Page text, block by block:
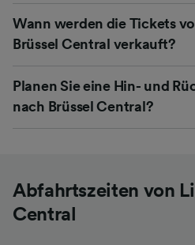
Wann werden die Tickets
Brüssel Central verkauft?
Planen Sie eine Hin- und
nach Brüssel Central?
Abfahrtszeiten von
Central